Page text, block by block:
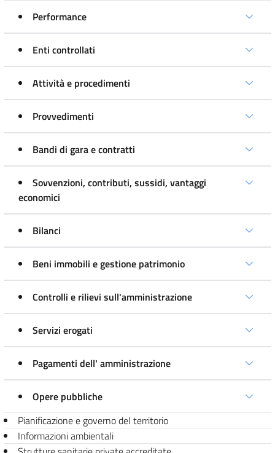
Performance
Enti controllati
Attività e procedimenti
Provvedimenti
Bandi di gara e contratti
Sovvenzioni, contributi, sussidi, vantaggi
economici
Bilanci
Beni immobili e gestione patrimonio
Controlli e rilievi sull'amministrazione
Servizi erogati
Pagamenti dell' amministrazione
Opere pubbliche
Pianificazione e governo del territorio
Informazioni ambientali